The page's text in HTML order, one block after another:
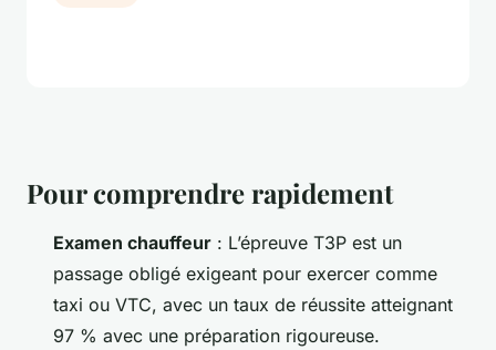
Pour comprendre rapidement
Examen chauffeur : L’épreuve T3P est un
passage obligé exigeant pour exercer comme
taxi ou VTC, avec un taux de réussite atteignant
97 % avec une préparation rigoureuse.